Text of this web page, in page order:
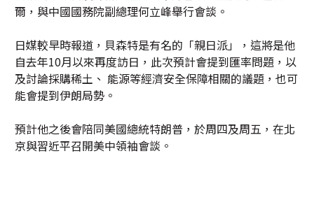
爾，與中國國務院副總理何立峰舉行會談。
日媒較早時報道，貝森特是有名的「親日派」，這將是他
自去年10月以來再度訪日，此次預計會提到匯率問題，以
及討論採購稀土、 能源等經濟安全保障相關的議題，也可
能會提到伊朗局勢。
預計他之後會陪同美國總統特朗普，於周四及周五，在北
京與習近平召開美中領袖會談。